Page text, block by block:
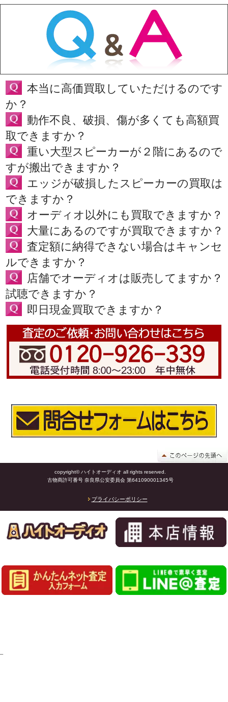
本当に高価買取していただけるのです
か？
動作不良、破損、傷が多くても高額買
取できますか？
重い大型スピーカーが２階にあるので
すが搬出できますか？
エッジが破損したスピーカーの買取は
できますか？
オーディオ以外にも買取できますか？
大量にあるのですが買取できますか？
査定額に納得できない場合はキャンセ
ルできますか？
店舗でオーディオは販売してますか？
試聴できますか？
即日現金買取できますか？
copyright© ハイトオーディオ all rights reserved.
古物商許可番号 奈良県公安委員会 第641090001345号
プライバシーポリシー